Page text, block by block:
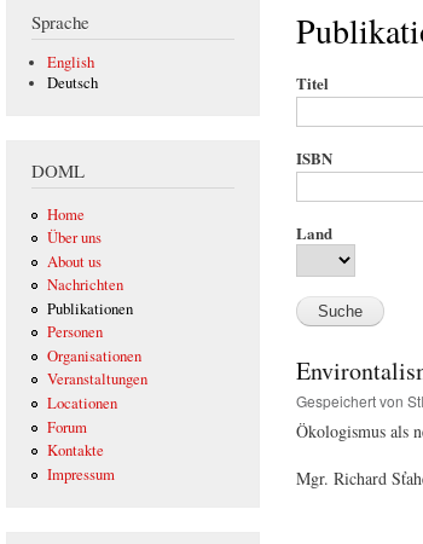
Sprache
English
Deutsch
DOML
Home
Über uns
About us
Nachrichten
Publikationen
Personen
Organisationen
Veranstaltungen
Locationen
Forum
Kontakte
Impressum
Titel
ISBN
Land
Gespeichert von
Ökologismus als
Mgr. Richard